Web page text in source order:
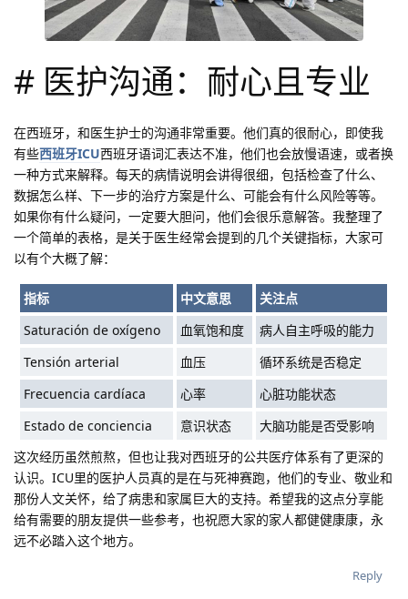
# 医护沟通：耐心且专业
在西班牙，和医生护士的沟通非常重要。他们真的很耐心，即使我
有些西班牙ICU西班牙语词汇表达不准，他们也会放慢语速，或者换
一种方式来解释。每天的病情说明会讲得很细，包括检查了什么、
数据怎么样、下一步的治疗方案是什么、可能会有什么风险等等。
如果你有什么疑问，一定要大胆问，他们会很乐意解答。我整理了
一个简单的表格，是关于医生经常会提到的几个关键指标，大家可
以有个大概了解：
指标 中文意思
关注点
Saturación de oxígeno
血氧饱和度
病人自主呼吸的能力
Tensión arterial
血压
循环系统是否稳定
Frecuencia cardíaca
心率
心脏功能状态
Estado de conciencia
意识状态
大脑功能是否受影响
这次经历虽然煎熬，但也让我对西班牙的公共医疗体系有了更深的
认识。ICU里的医护人员真的是在与死神赛跑，他们的专业、敬业和
那份人文关怀，给了病患和家属巨大的支持。希望我的这点分享能
给有需要的朋友提供一些参考，也祝愿大家的家人都健健康康，永
远不必踏入这个地方。
Reply